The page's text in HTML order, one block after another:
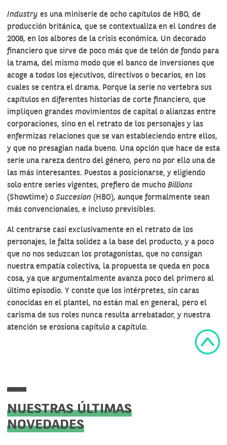
Industry es una miniserie de ocho capítulos de HBO, de
producción británica, que se contextualiza en el Londres de
2008, en los albores de la crisis económica. Un decorado
financiero que sirve de poco más que de telón de fondo para
la trama, del mismo modo que el banco de inversiones que
acoge a todos los ejecutivos, directivos o becarios, en los
cuales se centra el drama. Porque la serie no vertebra sus
capítulos en diferentes historias de corte financiero, que
impliquen grandes movimientos de capital o alianzas entre
corporaciones, sino en el retrato de los personajes y las
enfermizas relaciones que se van estableciendo entre ellos,
y que no presagian nada bueno. Una opción que hace de esta
serie una rareza dentro del género, pero no por ello una de
las más interesantes. Puestos a posicionarse, y eligiendo
solo entre series vigentes, prefiero de mucho Billions
(Showtime) o Succesion (HBO), aunque formalmente sean
más convencionales, e incluso previsibles.
Al centrarse casi exclusivamente en el retrato de los
personajes, le falta solidez a la base del producto, y a poco
que no nos seduzcan los protagonistas, que no consigan
nuestra empatía colectiva, la propuesta se queda en poca
cosa, ya que argumentalmente avanza poco del primero al
último episodio. Y conste que los intérpretes, sin caras
conocidas en el plantel, no están mal en general, pero el
carisma de sus roles nunca resulta arrebatador, y nuestra
atención se erosiona capítulo a capítulo.
NUESTRAS ÚLTIMAS
NOVEDADES